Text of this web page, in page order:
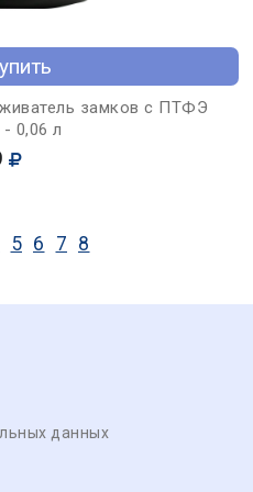
замков с ПТФЭ
0,06 л
5 6 7 8
данных